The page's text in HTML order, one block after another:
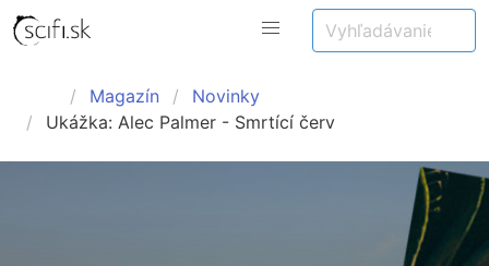
Magazín
Novinky
Ukážka: Alec Palmer - Smrtící červ